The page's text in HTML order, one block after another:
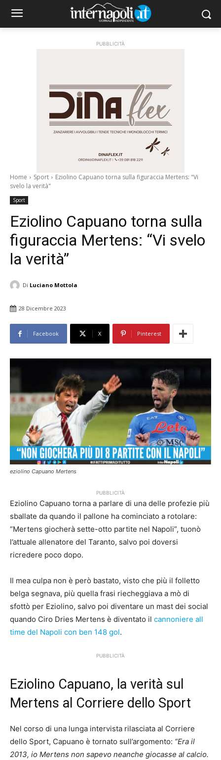
PUBBLICITÀ
Home Sport
Eziolino Capuano torna sulla figuraccia Mertens: "Vi
svelo la verità"
Sport
Eziolino Capuano torna sulla
figuraccia Mertens: “Vi svelo
la verità”
Di Luciano Mottola
28 Dicembre 2023
Facebook X Pinterest
eziolino Capuano Mertens
PUBBLICITÀ
Eziolino Capuano torna a parlare di una delle profezie più
sballate da quando il pallone ha cominciato a rotolare:
“Mertens giocherà sette-otto partite nel Napoli”, tuonò
l’attuale allenatore del Taranto, salvo poi doversi
ricredere poco dopo.
Il mea culpa non è però bastato, visto che più il folletto
belga segnava, più quella frasi riecheggiava a mò di
sfottò per Eziolino, salvo poi diventare un mast dei social
quando Ciro Dries Mertens è diventato il cannoniere all
time del Napoli con ben 148 gol.
PUBBLICITÀ
Eziolino Capuano, la verità sul
Mertens al Corriere dello Sport
Nel corso di una lunga intervista rilasciata al Corriere
dello Sport, Capuano è tornato sull’argomento: “Era il
2013, io Mertens non sapevo neanche giocasse al calcio.